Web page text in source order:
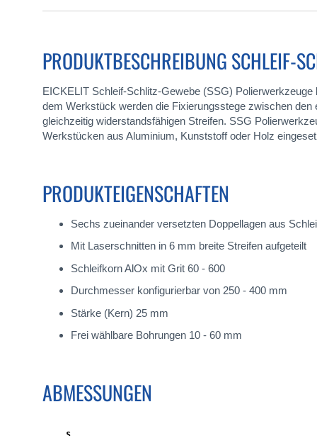
PRODUKTBESCHREIBUNG SCHLEIF-
EICKELIT Schleif-Schlitz-Gewebe (SSG)
dem Werkstück werden die Fixierungsstege zwischen
gleichzeitig widerstandsfähigen Streifen. SSG
Werkstücken aus Aluminium, Kunststoff oder Holz
PRODUKTEIGENSCHAFTEN
Sechs zueinander versetzten Doppellagen aus
Mit Laserschnitten in 6 mm breite Streifen aufgeteilt
Schleifkorn AlOx mit Grit 60 - 600
Durchmesser konfigurierbar von 250 - 400 mm
Stärke (Kern) 25 mm
Frei wählbare Bohrungen 10 - 60 mm
ABMESSUNGEN